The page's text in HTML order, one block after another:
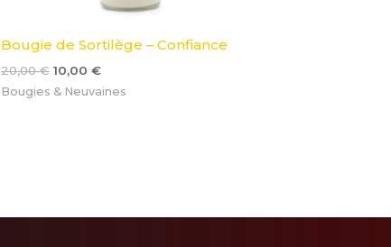
Bougie de Sortilège – Confiance
20,00€ 10,00 €
Bougies & Neuvaines